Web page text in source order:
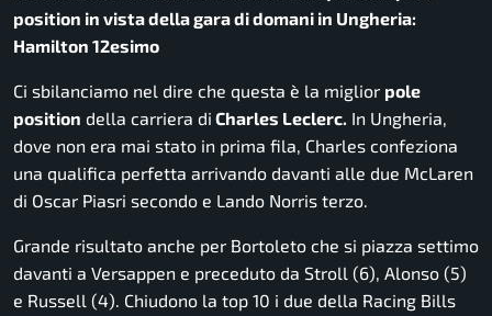
position in vista della gara di domani in Ungheria:
Hamilton 12esimo
Ci sbilanciamo nel dire che questa è la miglior pole
position della carriera di Charles Leclerc. In Ungheria,
dove non era mai stato in prima fila, Charles confeziona
una qualifica perfetta arrivando davanti alle due McLaren
di Oscar Piasri secondo e Lando Norris terzo.
Grande risultato anche per Bortoleto che si piazza settimo
davanti a Versappen e preceduto da Stroll (6), Alonso (5)
e Russell (4). Chiudono la top 10 i due della Racing Bills